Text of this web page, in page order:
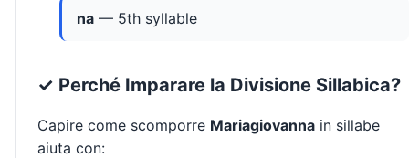
na — 5th syllable
✓ Perché Imparare la Divisione Sillabica?
Capire come scomporre Mariagiovanna in sillabe
aiuta con: